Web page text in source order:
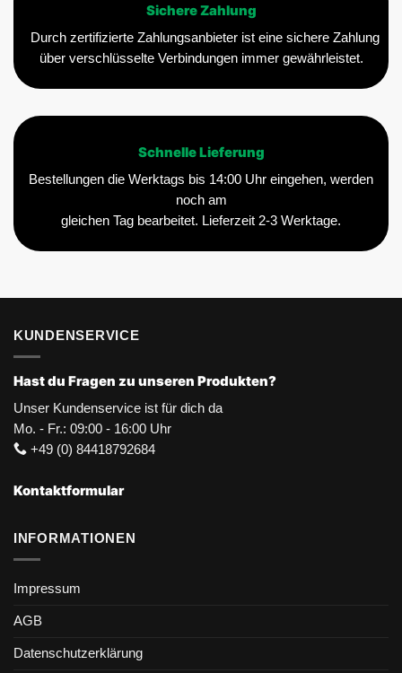
Sichere Zahlung
Durch zertifizierte Zahlungsanbieter ist eine sichere Zahlung
über verschlüsselte Verbindungen immer gewährleistet.
Schnelle Lieferung
Bestellungen die Werktags bis 14:00 Uhr eingehen, werden
noch am
gleichen Tag bearbeitet. Lieferzeit 2-3 Werktage.
KUNDENSERVICE
Hast du Fragen zu unseren Produkten?
Unser Kundenservice ist für dich da
Mo. - Fr.: 09:00 - 16:00 Uhr
+49 (0) 84418792684
Kontaktformular
INFORMATIONEN
Impressum
AGB
Datenschutzerklärung